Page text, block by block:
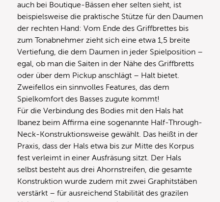
auch bei Boutique-Bässen eher selten sieht, ist
beispielsweise die praktische Stütze für den Daumen
der rechten Hand: Vom Ende des Griffbrettes bis
zum Tonabnehmer zieht sich eine etwa 1,5 breite
Vertiefung, die dem Daumen in jeder Spielposition –
egal, ob man die Saiten in der Nähe des Griffbretts
oder über dem Pickup anschlägt – Halt bietet.
Zweifellos ein sinnvolles Features, das dem
Spielkomfort des Basses zugute kommt!
Für die Verbindung des Bodies mit den Hals hat
Ibanez beim Affirma eine sogenannte Half-Through-
Neck-Konstruktionsweise gewählt. Das heißt in der
Praxis, dass der Hals etwa bis zur Mitte des Korpus
fest verleimt in einer Ausfräsung sitzt. Der Hals
selbst besteht aus drei Ahornstreifen, die gesamte
Konstruktion wurde zudem mit zwei Graphitstäben
verstärkt – für ausreichend Stabilität des grazilen